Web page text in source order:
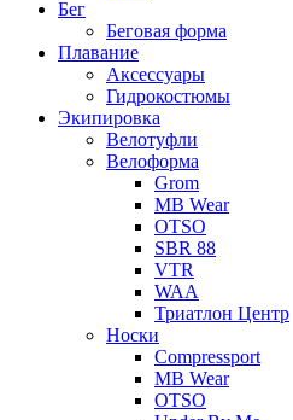
Бег
Беговая форма
Плавание
Аксессуары
Гидрокостюмы
Экипировка
Велотуфли
Велоформа
Grom
MB Wear
OTSO
SBR 88
VTR
WAA
Триатлон Центр
Носки
Compressport
MB Wear
OTSO